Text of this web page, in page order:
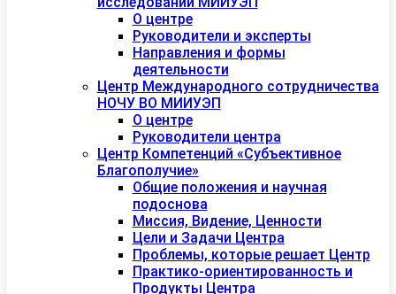
О центре
Руководители и эксперты
Направления и формы
деятельности
Центр Международного сотрудничества
НОЧУ ВО МИИУЭП
О центре
Руководители центра
Центр Компетенций «Субъективное
Благополучие»
Общие положения и научная
подоснова
Миссия, Видение, Ценности
Цели и Задачи Центра
Проблемы, которые решает Центр
Практико-ориентированность и
Продукты Центра